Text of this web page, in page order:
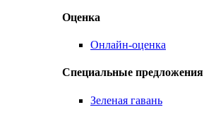
Оценка
Онлайн-оценка
Специальные предложения
Зеленая гавань